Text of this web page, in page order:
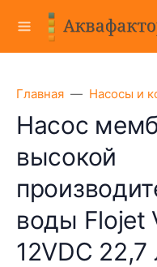
Главная Насосы и
Насос
высокой
воды Flojet
12VDC